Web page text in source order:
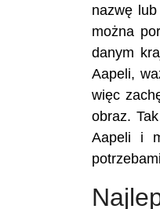
nazwę
można
danym
Aapeli,
więc
obraz.
Aapeli i